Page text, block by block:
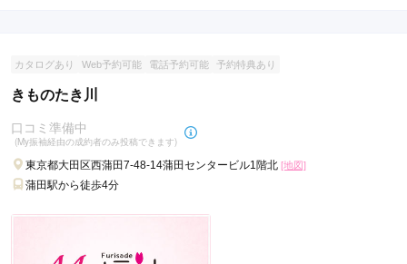
カタログあり Web予約可能 電話予約可能 予約特典あり
きものたき川
口コミ準備中
(My振袖経由の成約者のみ投稿できます)
東京都大田区西蒲田7-48-14蒲田センタービル1階北 [地図]
蒲田駅から徒歩4分